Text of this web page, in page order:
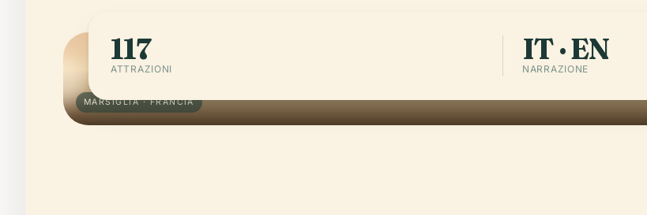
MARSIGLIA · FRANCIA
117
ATTRAZIONI
IT · EN
NARRAZIONE